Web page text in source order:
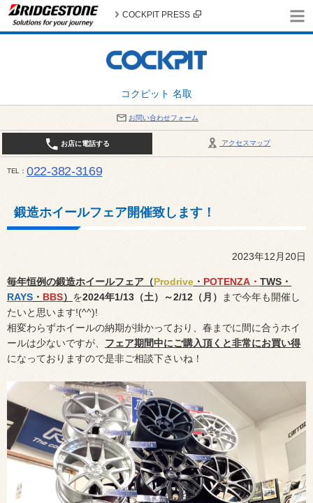
コクピット 名取
COCKPIT PRESS
お問い合わせフォーム
アクセスマップ
お店に電話する
TEL 022-382-3169
鍛造ホイールフェア開催致します！
2023年12月20日
毎年恒例の鍛造ホイールフェア（Prodrive ・ POTENZA・ TWS・
RAYS ・ BBS） を2024年1/13（土）～2/12（月）
まで今年も開催し
たいと思います!(^^)!
相変わらずホイールの納期が掛かっており、春までに間に合うホイ
ールは少ないですが、 フェア期間中にご購入頂くと非常にお買い得
になっておりますので是非ご相談下さいね！